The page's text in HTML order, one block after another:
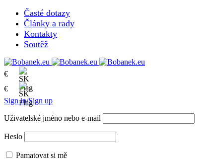
Časté dotazy
Články a rady
Kontakty
Soutěž
€
€
Sign in/Sign up
Uživatelské jméno nebo e-mail
Heslo
Pamatovat si mě